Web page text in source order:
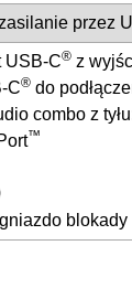
przez
USB-C® z
C® do
combo z
™
blokady